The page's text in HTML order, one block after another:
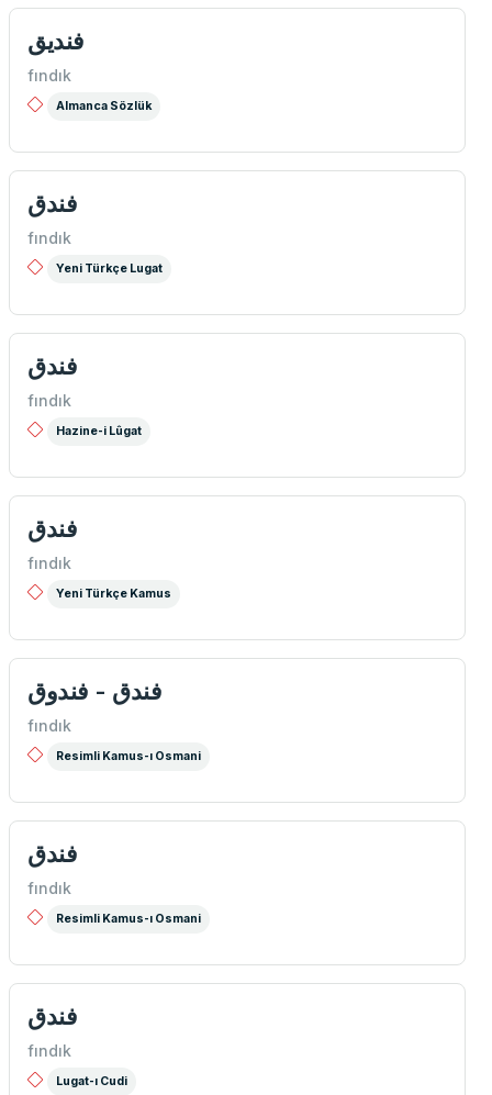
فندیق
fındık
Almanca Sözlük
فندق
fındık
Yeni Türkçe Lugat
فندق
fındık
Hazine-i Lûgat
فندق
fındık
Yeni Türkçe Kamus
فندق - فندوق
fındık
Resimli Kamus-ı Osmani
فندق
fındık
Resimli Kamus-ı Osmani
فندق
fındık
Lugat-ı Cudi